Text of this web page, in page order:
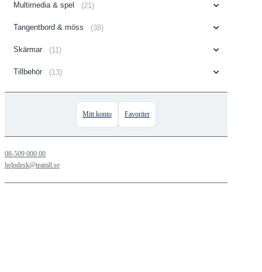
Multimedia & spel (21)
Tangentbord & möss (38)
Skärmar (11)
Tillbehör (13)
Mitt konto Favoriter
08-509 000 00
helpdesk@team8.se